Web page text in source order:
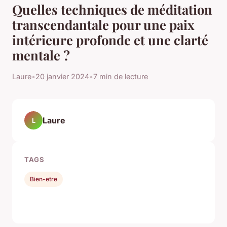
Quelles techniques de méditation
transcendantale pour une paix
intérieure profonde et une clarté
mentale ?
Laure•20 janvier 2024•7 min de lecture
L Laure
TAGS
Bien-etre